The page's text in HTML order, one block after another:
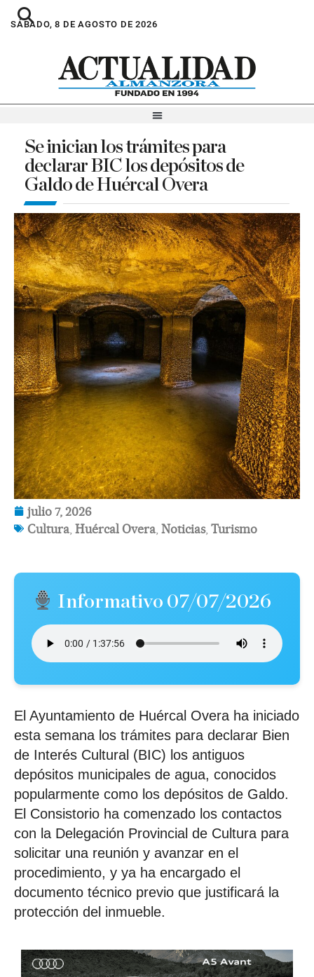
SÁBADO, 8 DE AGOSTO DE 2026
Se inician los trámites para
declarar BIC los depósitos de
Galdo de Huércal Overa
julio 7, 2026
Cultura Huércal Overa Noticias, Turismo
Informativo 07/07/2026
El Ayuntamiento de Huércal Overa ha iniciado
esta semana los trámites para declarar Bien
de Interés Cultural (BIC) los antiguos
depósitos municipales de agua, conocidos
popularmente como los depósitos de Galdo.
El Consistorio ha comenzado los contactos
con la Delegación Provincial de Cultura para
solicitar una reunión y avanzar en el
procedimiento, y ya ha encargado el
documento técnico previo que justificará la
protección del inmueble.